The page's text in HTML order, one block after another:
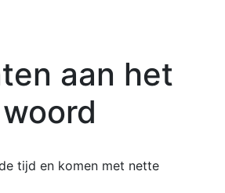
aan het
woord
tijd en komen met nette